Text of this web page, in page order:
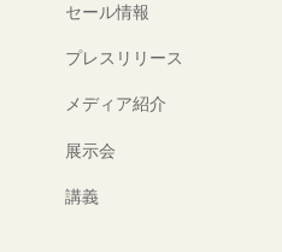
セール情報
プレスリリース
メディア紹介
展示会
講義